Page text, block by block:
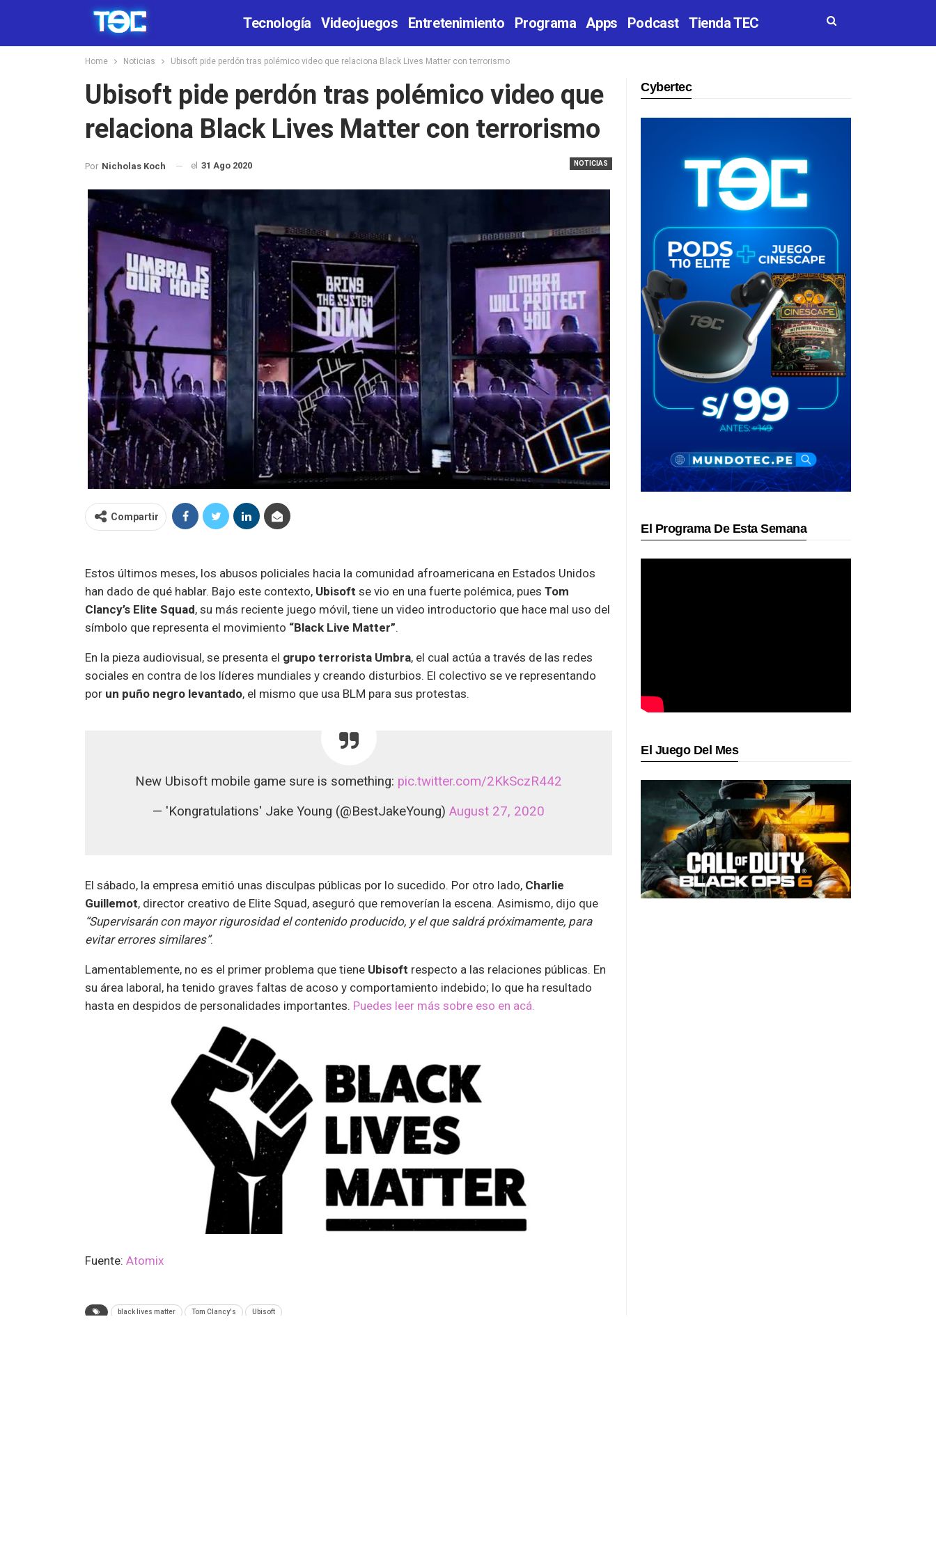
Tecnología Videojuegos Entretenimiento Programa Apps Podcast Tienda TEC
Home Noticias Ubisoft pide perdón tras polémico video que relaciona Black Lives Matter con terrorismo
Ubisoft pide perdón tras polémico video que
relaciona Black Lives Matter con terrorismo
NOTICIAS
Por Nicholas Koch el 31 Ago 2020
Compartir
Estos últimos meses, los abusos policiales hacia la comunidad afroamericana en Estados Unidos
han dado de qué hablar. Bajo este contexto, Ubisoft se vio en una fuerte polémica, pues Tom
Clancy’s Elite Squad, su más reciente juego móvil, tiene un video introductorio que hace mal uso del
símbolo que representa el movimiento “Black Live Matter”.
En la pieza audiovisual, se presenta el grupo terrorista Umbra, el cual actúa a través de las redes
sociales en contra de los líderes mundiales y creando disturbios. El colectivo se ve representando
por un puño negro levantado, el mismo que usa BLM para sus protestas.
New Ubisoft mobile game sure is something: pic.twitter.com/2KkSczR442
— 'Kongratulations' Jake Young (@BestJakeYoung) August 27, 2020
El sábado, la empresa emitió unas disculpas públicas por lo sucedido. Por otro lado, Charlie
Guillemot, director creativo de Elite Squad, aseguró que removerían la escena. Asimismo, dijo que
“Supervisarán con mayor rigurosidad el contenido producido, y el que saldrá próximamente, para
evitar errores similares”.
Lamentablemente, no es el primer problema que tiene Ubisoft respecto a las relaciones públicas. En
su área laboral, ha tenido graves faltas de acoso y comportamiento indebido; lo que ha resultado
hasta en despidos de personalidades importantes. Puedes leer más sobre eso en acá.
Fuente: Atomix
black lives matter Tom Clancy's Ubisoft
Cybertec
El Programa De Esta Semana
El Juego Del Mes